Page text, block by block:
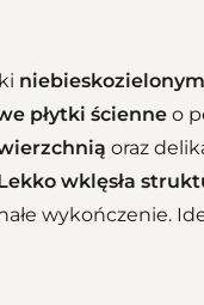
płytki ścienne o
oraz
wklęsła
wykończenie.